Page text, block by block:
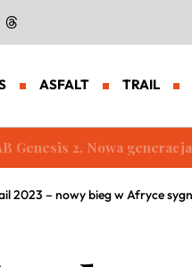
ASFALT TRAIL
Genesis 2. Nowa
2023 – nowy bieg w Afryce